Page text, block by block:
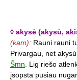
◊ akysè (akysù,
(kam): Rauni rauni
Privargau, net
Šmn. Lig riešo
įsopsta pusiau